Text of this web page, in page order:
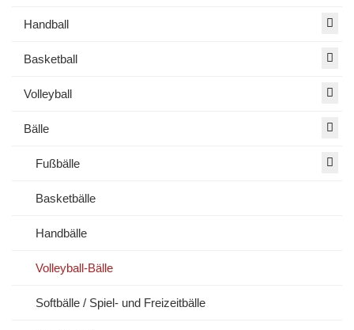
Handball
Basketball
Volleyball
Bälle
Fußbälle
Basketbälle
Handbälle
Volleyball-Bälle
Softbälle / Spiel- und Freizeitbälle